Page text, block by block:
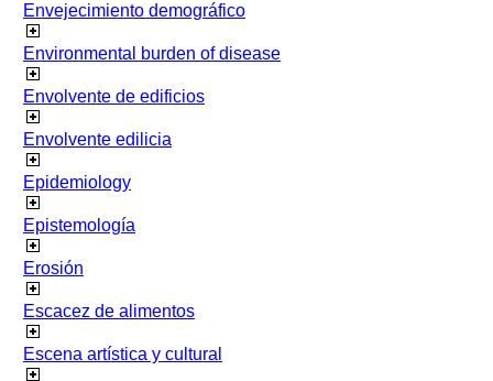
Envejecimiento demográfico
Environmental burden of disease
Envolvente de edificios
Envolvente edilicia
Epidemiology
Epistemología
Erosión
Escacez de alimentos
Escena artística y cultural